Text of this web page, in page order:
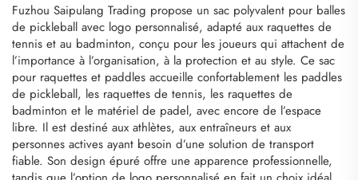
Fuzhou Saipulang Trading propose un sac polyvalent pour balles
de pickleball avec logo personnalisé, adapté aux raquettes de
tennis et au badminton, conçu pour les joueurs qui attachent de
l’importance à l’organisation, à la protection et au style. Ce sac
pour raquettes et paddles accueille confortablement les paddles
de pickleball, les raquettes de tennis, les raquettes de
badminton et le matériel de padel, avec encore de l’espace
libre. Il est destiné aux athlètes, aux entraîneurs et aux
personnes actives ayant besoin d’une solution de transport
fiable. Son design épuré offre une apparence professionnelle,